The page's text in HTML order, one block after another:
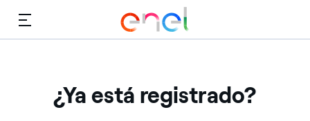
Menú
¿Ya está registrado?